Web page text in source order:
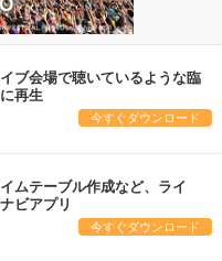
ブ会場で聴いているような臨
再生
今すぐダウンロード
ムテーブル作成など、ライ
ビアプリ
今すぐダウンロード